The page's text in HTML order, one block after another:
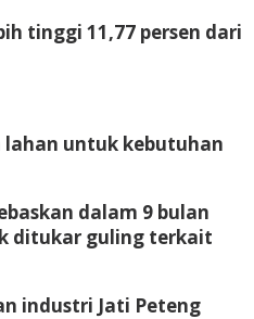
tinggi 11,77 persen dari
lahan untuk kebutuhan
dalam 9 bulan
ditukar guling terkait
industri Jati Peteng